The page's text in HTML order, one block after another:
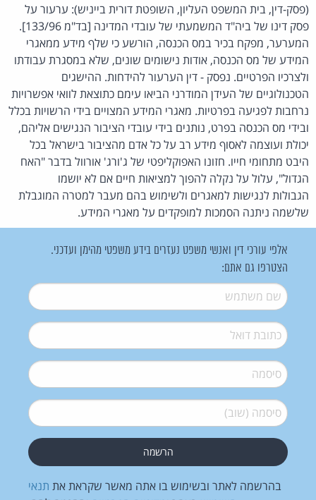
(פסק-דין, בית המשפט העליון, השופטת דורית בייניש): ערעור על
פסק דינו של ביה"ד המשמעתי של עובדי המדינה [בד"מ 133/96].
המערער, מפקח בכיר במס הכנסה, הורשע כי שלף מידע ממאגרי
המידע של מס הכנסה, אודות נישומים שונים, שלא במסגרת עבודתו
ולצרכיו הפרטיים. נפסק - דין הערעור להידחות. ההישגים
הטכנולוגיים של העידן המודרני הביאו עימם כתוצאת לוואי אפשרויות
נרחבות לפגיעה בפרטיות. מאגרי המידע המצויים בידי הרשויות בכלל
ובידי מס הכנסה בפרט, נותנים בידי עובדי הציבור הנגישים אליהם,
יכולת ועוצמה לאסוף מידע רב על כל אדם מהציבור בישראל בכל
היבט מתחומי חייו. חזונו האפוקליפטי של ג'ורג' אורוול בדבר "האח
הגדול", עלול על נקלה להפוך למציאות חיים אם לא יושמו
הגבולות לנגישות למאגרים ולשימוש בהם מעבר למטרה המוגבלת
שלשמה ניתנה הסמכות למופקדים על מאגרי המידע.
אלפי עורכי דין ואנשי משפט נעזרים בידע משפטי מהימן ועדכני.
הצטרפו גם אתם:
שם משתמש*
דואל*
סיסמה*
סיסמה (שוב)*
בהרשמה לאתר ובשימוש בו אתה מאשר שקראת את תנאי